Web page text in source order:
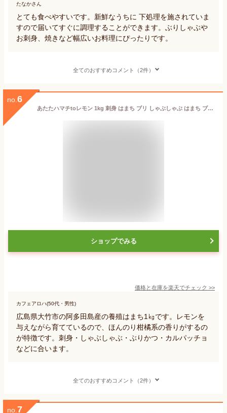
たなかさん
とても食べやすいです。新鮮なうちに 下処理を施されていま
すので届いてすぐに調理することができます。ぶりしゃぶや
お刺身、焼きなど幅広いお料理にぴったりです。
全てのおすすめコメント（2件）
no. 6
あたたハマチtoレモン 1kg 刺身 はまち ブリ しゃぶしゃぶ はまち ブリ 養殖はまち クール便 冷凍食品 れもん しゃぶしゃぶ 極上 国産 新鮮 晩酌 朝食 グルメ お礼 ギフト プレゼント お土産 おかず 惣菜 海鮮 お中元 お歳暮
ショップでみる
価格と在庫を楽天でチェック >>
カフェアロハ(50代・男性)
広島県大竹市の阿多田島産の養殖はまち1㎏です。レモンを
与えながら育てているので、ほんのり柑橘系の香りがするの
が特徴です。刺身・しゃぶしゃぶ・ぶりかつ・カルパッチョ
などに合います。
全てのおすすめコメント（2件）
no. 7